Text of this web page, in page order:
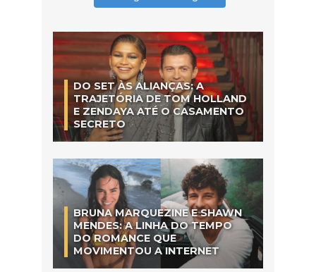
DO SET ÀS ALIANÇAS: A
TRAJETÓRIA DE TOM HOLLAND
E ZENDAYA ATÉ O CASAMENTO
SECRETO
BRUNA MARQUEZINE E SHAWN
MENDES: A LINHA DO TEMPO
DO ROMANCE QUE
MOVIMENTOU A INTERNET